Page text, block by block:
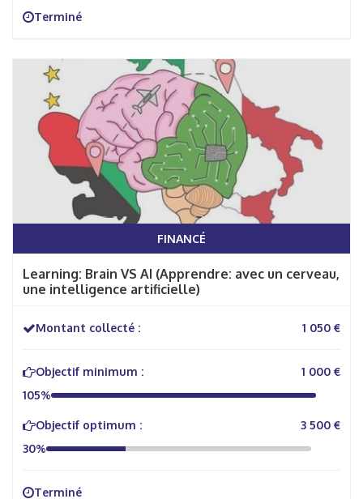
Terminé
FINANCÉ
Learning: Brain VS AI (Apprendre: avec un cerveau,
une intelligence artificielle)
Montant collecté : 1 050 €
Objectif minimum :
1 000 €
105%
Objectif optimum :
3 500 €
30%
Terminé